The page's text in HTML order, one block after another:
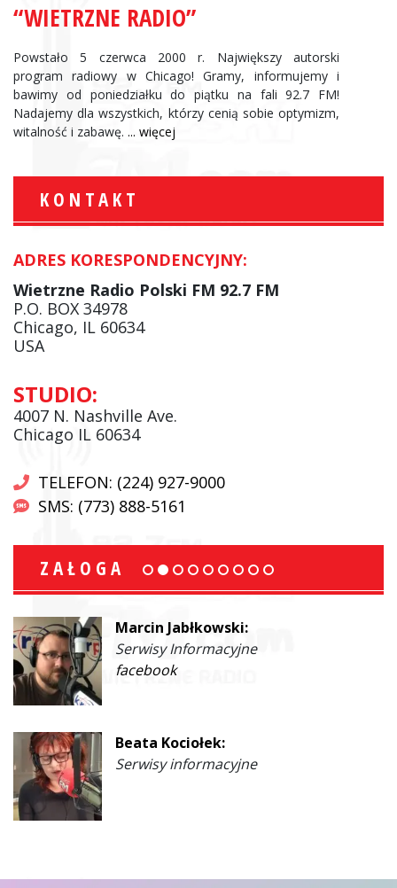
“WIETRZNE RADIO”
Powstało 5 czerwca 2000 r. Największy autorski
program radiowy w Chicago! Gramy, informujemy i
bawimy od poniedziałku do piątku na fali 92.7 FM!
Nadajemy dla wszystkich, którzy cenią sobie optymizm,
witalność i zabawę. ... więcej
KONTAKT
ADRES KORESPONDENCYJNY:
Wietrzne Radio Polski FM 92.7 FM
P.O. BOX 34978
Chicago, IL 60634
USA
STUDIO:
4007 N. Nashville Ave.
Chicago IL 60634
TELEFON: (224) 927-9000
SMS: (773) 888-5161
ZAŁOGA
Marcin Jabłkowski:
Serwisy Informacyjne
facebook
Beata Kociołek:
Serwisy informacyjne